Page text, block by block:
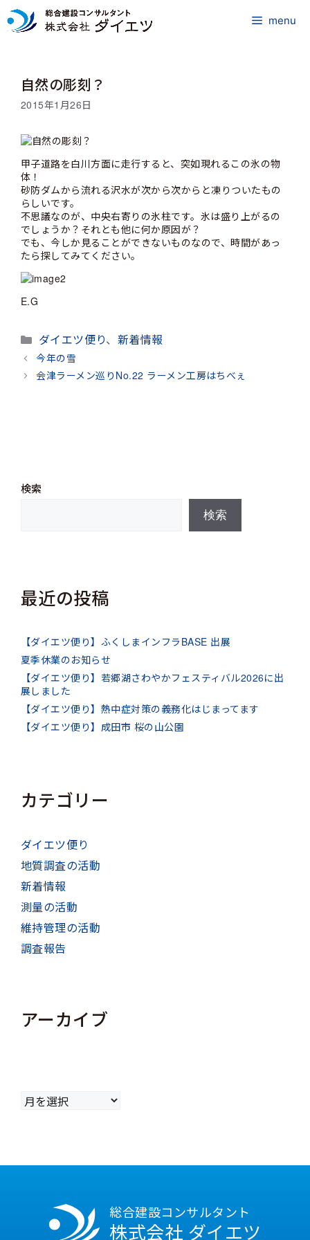
コ
ン
menu
自然の彫刻？
2015年1月26日
甲子道路を白川方面に走行すると、突如現れるこの氷の物
体！
砂防ダムから流れる沢水が次から次からと凍りついたもの
らしいです。
不思議なのが、中央右寄りの氷柱です。氷は盛り上がるの
でしょうか？それとも他に何か原因が？
でも、今しか見ることができないものなので、時間があっ
たら探してみてください。
E.G
カ
テ
ゴ
ダイエツ便り、 新着情報
今年の雪
会津ラーメン巡りNo.22 ラーメン工房はちべぇ
検索
検索
最近の投稿
【ダイエツ便り】ふくしまインフラBASE 出展
夏季休業のお知らせ
【ダイエツ便り】若郷湖さわやかフェスティバル2026に出
展しました
【ダイエツ便り】熱中症対策の義務化はじまってます
【ダイエツ便り】成田市 桜の山公園
カテゴリー
ダイエツ便り
地質調査の活動
新着情報
測量の活動
維持管理の活動
調査報告
アーカイブ
ア
ー
総合建設コンサルタント
株式会社 ダイエツ